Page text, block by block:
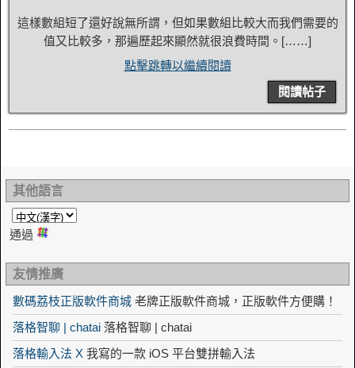
這樣數組短了還好說無所謂，但如果數組比較大而我們需要的
值又比較多，那遍歷起來顯然就很浪費時間。[……]
點擊跳轉以繼續閱讀
閱讀帖子
其他語言
通過
友情推廣
數碼荔枝正版軟件商城 老牌正版軟件商城，正版軟件方便購！
落格智聊 | chatai 落格智聊 | chatai
落格輸入法 X 我寫的一款 iOS 平台雙拼輸入法